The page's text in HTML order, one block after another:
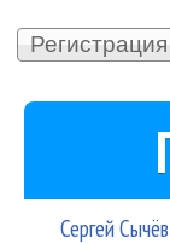
Сергей